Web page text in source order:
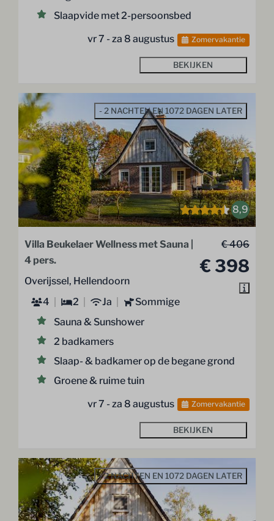
Slaapvide met 2-persoonsbed
vr 7 - za 8 augustus
Zomervakantie
BEKIJKEN
- 2 NACHTEN EN 1072 DAGEN LATER
8,9
€ 406
€ 398
Villa Beukelaer Wellness met Sauna |
4 pers.
Overijssel, Hellendoorn
4
2 Ja
Sommige
Sauna & Sunshower
2 badkamers
Slaap- & badkamer op de begane grond
Groene & ruime tuin
vr 7 - za 8 augustus
Zomervakantie
BEKIJKEN
- 2 NACHTEN EN 1072 DAGEN LATER